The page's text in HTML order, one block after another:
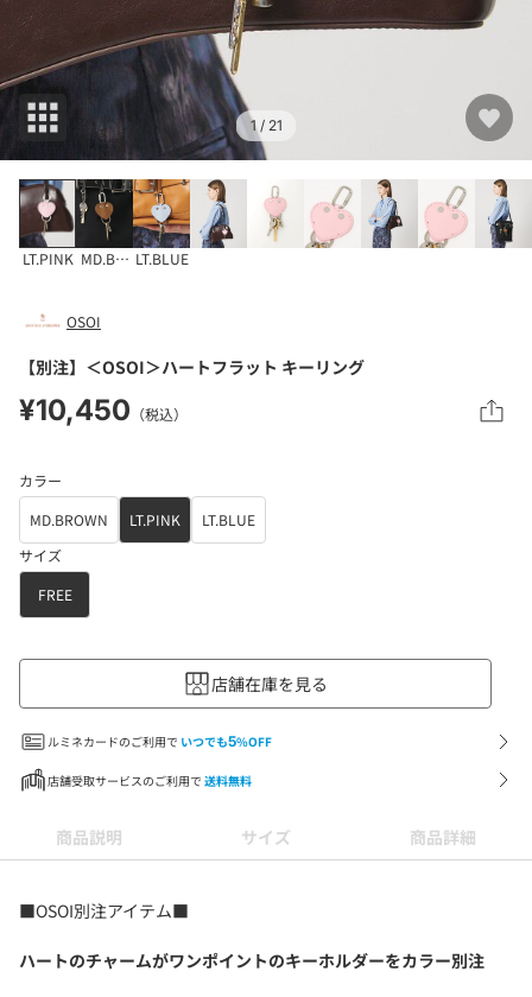
1/ 21
LT.PINK MD.BROWNLT.BLUE
OSOI
【別注】＜OSOI＞ハートフラット キーリング
¥10,450 （税込）
カラー
MD.BROWN
LT.PINK
LT.BLUE
サイズ
FREE
店舗在庫を見る
ルミネカードのご利用で いつでも5%OFF
店舗受取サービスのご利用で 送料無料
商品説明 サイズ 商品詳細
■OSOI別注アイテム■
ハートのチャームがワンポイントのキーホルダーをカラー別注